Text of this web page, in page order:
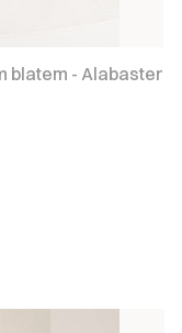
blatem - Alabaster